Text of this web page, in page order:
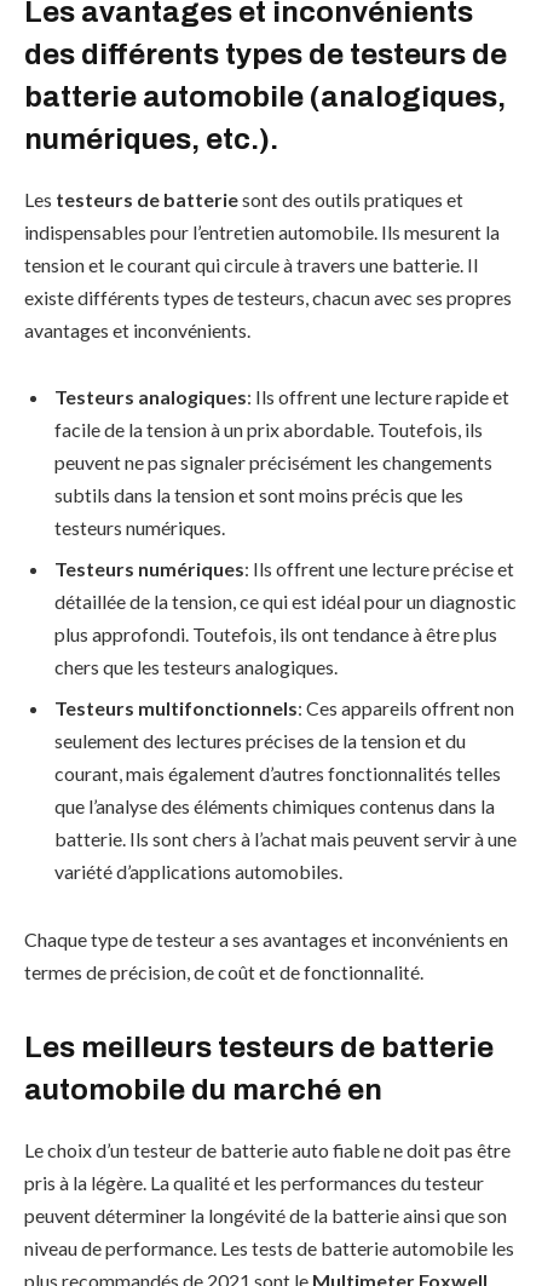
Les avantages et inconvénients
des différents types de testeurs de
batterie automobile (analogiques,
numériques, etc.).
Les testeurs de batteriesont des outils pratiques et
indispensables pour l’entretien automobile. Ils mesurent la
tension et le courant qui circule à travers une batterie. Il
existe différents types de testeurs, chacun avec ses propres
avantages et inconvénients.
Testeurs analogiques: Ils offrent une lecture rapide et
facile de la tension à un prix abordable. Toutefois, ils
peuvent ne pas signaler précisément les changements
subtils dans la tension et sont moins précis que les
testeurs numériques.
Testeurs numériques: Ils offrent une lecture précise et
détaillée de la tension, ce qui est idéal pour un diagnostic
plus approfondi. Toutefois, ils ont tendance à être plus
chers que les testeurs analogiques.
Testeurs multifonctionnels: Ces appareils offrent non
seulement des lectures précises de la tension et du
courant, mais également d’autres fonctionnalités telles
que l’analyse des éléments chimiques contenus dans la
batterie. Ils sont chers à l’achat mais peuvent servir à une
variété d’applications automobiles.
Chaque type de testeur a ses avantages et inconvénients en
termes de précision, de coût et de fonctionnalité.
Les meilleurs testeurs de batterie
automobile du marché en
Le choix d’un testeur de batterie auto fiable ne doit pas être
pris à la légère. La qualité et les performances du testeur
peuvent déterminer la longévité de la batterie ainsi que son
niveau de performance. Les tests de batterie automobile les
plus recommandés de 2021 sont le Multimeter Foxwell